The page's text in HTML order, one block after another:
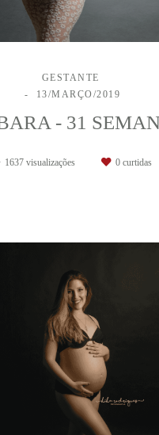
GESTANTE
13/MARÇO/2019
- 31
1637 visualizações 0 curtidas